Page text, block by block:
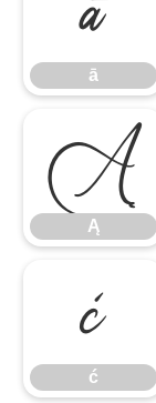
ā
Ą
Ą
ć
ć